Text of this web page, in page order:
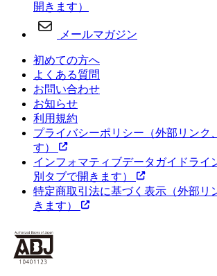
開きます）
メールマガジン
初めての方へ
よくある質問
お問い合わせ
お知らせ
利用規約
プライバシーポリシー （外部リンク
す）
インフォマティブデータガイドライ
別タブで開きます）
特定商取引法に基づく表示 （外部リ
きます）